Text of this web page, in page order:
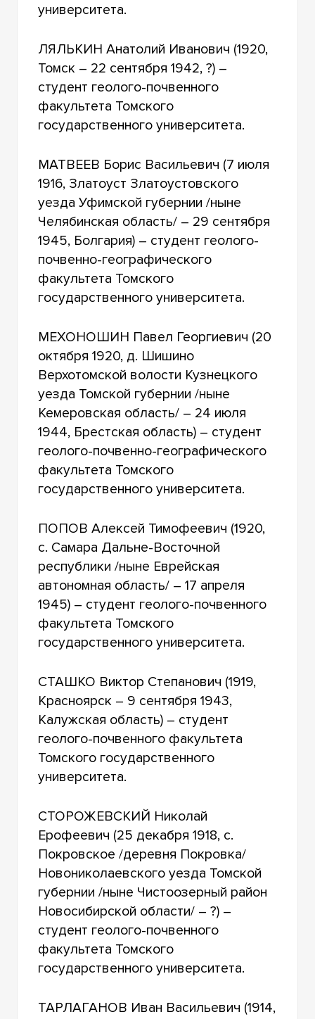
университета.
ЛЯЛЬКИН Анатолий Иванович (1920,
Томск – 22 сентября 1942, ?) –
студент геолого-почвенного
факультета Томского
государственного университета.
МАТВЕЕВ Борис Васильевич (7 июля
1916, Златоуст Златоустовского
уезда Уфимской губернии /ныне
Челябинская область/ – 29 сентября
1945, Болгария) – студент геолого-
почвенно-географического
факультета Томского
государственного университета.
МЕХОНОШИН Павел Георгиевич (20
октября 1920, д. Шишино
Верхотомской волости Кузнецкого
уезда Томской губернии /ныне
Кемеровская область/ – 24 июля
1944, Брестская область) – студент
геолого-почвенно-географического
факультета Томского
государственного университета.
ПОПОВ Алексей Тимофеевич (1920,
с. Самара Дальне-Восточной
республики /ныне Еврейская
автономная область/ – 17 апреля
1945) – студент геолого-почвенного
факультета Томского
государственного университета.
СТАШКО Виктор Степанович (1919,
Красноярск – 9 сентября 1943,
Калужская область) – студент
геолого-почвенного факультета
Томского государственного
университета.
СТОРОЖЕВСКИЙ Николай
Ерофеевич (25 декабря 1918, с.
Покровское /деревня Покровка/
Новониколаевского уезда Томской
губернии /ныне Чистоозерный район
Новосибирской области/ – ?) –
студент геолого-почвенного
факультета Томского
государственного университета.
ТАРЛАГАНОВ Иван Васильевич (1914,